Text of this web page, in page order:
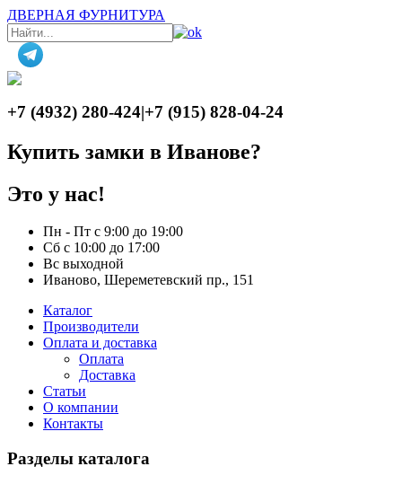
ДВЕРНАЯ ФУРНИТУРА
+7 (4932) 280-424|+7 (915) 828-04-24
Купить замки в Иванове?
Это у нас!
Пн - Пт с 9:00 до 19:00
Сб с 10:00 до 17:00
Вс выходной
Иваново, Шереметевский пр., 151
Каталог
Производители
Оплата и доставка
Оплата
Доставка
Статьи
О компании
Контакты
Разделы каталога